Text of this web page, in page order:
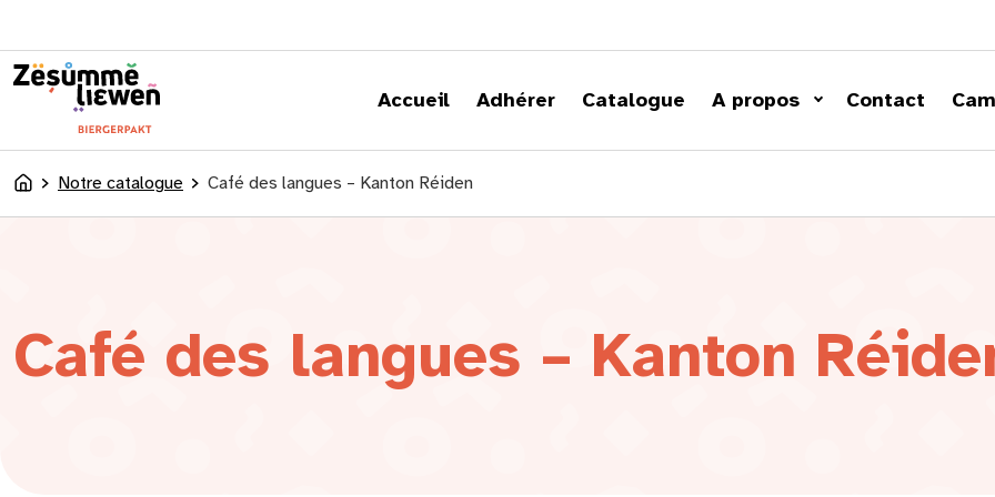
Accueil Adhérer Catalogue A propos Contact
AccueilNotre catalogue Café des langues – Kanton Réiden
Café des langues – Kanton